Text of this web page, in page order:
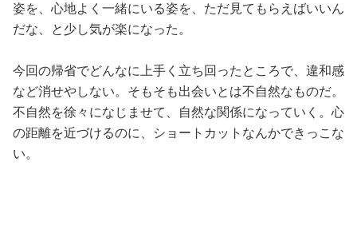
姿を、心地よく一緒にいる姿を、ただ見てもらえばいいん
だな、と少し気が楽になった。
今回の帰省でどんなに上手く立ち回ったところで、違和感
など消せやしない。そもそも出会いとは不自然なものだ。
不自然を徐々になじませて、自然な関係になっていく。心
の距離を近づけるのに、ショートカットなんかできっこな
い。